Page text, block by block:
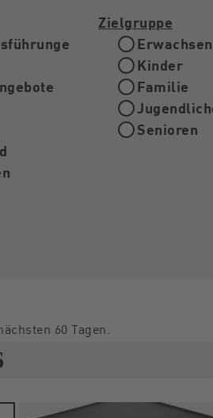
Zielgruppe
Kinder
Familie
Senioren
60 Tagen.